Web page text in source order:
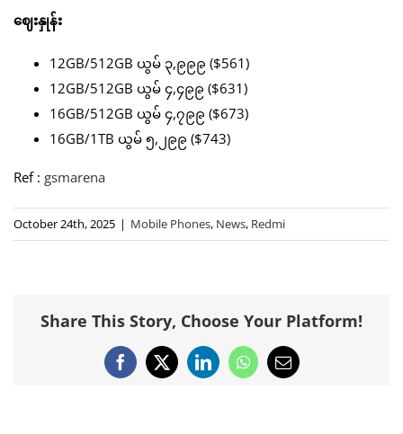
ဈေးနှုန်း
12GB/512GB ယွမ် ၃,၉၉၉ ($561)
12GB/512GB ယွမ် ၄,၄၉၉ ($631)
16GB/512GB ယွမ် ၄,၇၉၉ ($673)
16GB/1TB ယွမ် ၅,၂၉၉ ($743)
Ref : gsmarena
October 24th, 2025 | Mobile Phones, News, Redmi
Share This Story, Choose Your Platform!
Facebook
X LinkedInWhatsApp
Email